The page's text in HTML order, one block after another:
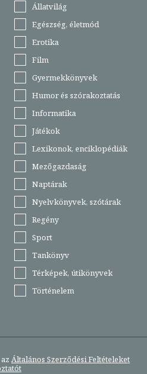
Állatvilág
Egészség, életmód
Erotika
Film
Gyermekkönyvek
Humor és szórakoztatás
Informatika
Játékok
Lexikonok, enciklopédiák
Mezőgazdaság
Naptárak
Nyelvkönyvek, szótárak
Regény
Sport
Tankönyv
Térképek, útikönyvek
Történelem
Általános Szerződési Feltételeket